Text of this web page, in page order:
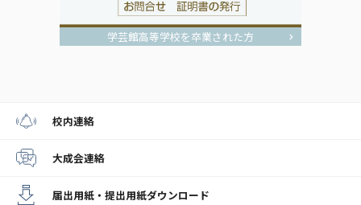
学芸館高等学校を卒業された方
校内連絡
大成会連絡
届出用紙・提出用紙ダウンロード